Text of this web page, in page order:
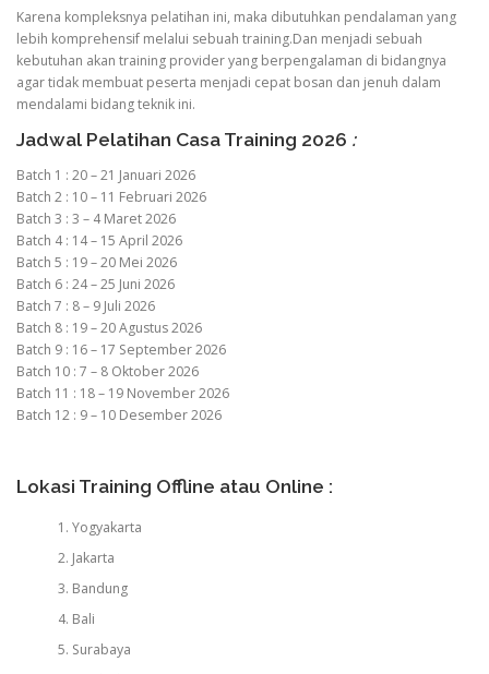
Karena kompleksnya pelatihan ini, maka dibutuhkan pendalaman yang
lebih komprehensif melalui sebuah training.Dan menjadi sebuah
kebutuhan akan training provider yang berpengalaman di bidangnya
agar tidak membuat peserta menjadi cepat bosan dan jenuh dalam
mendalami bidang teknik ini.
Jadwal Pelatihan Casa Training 2026 :
Batch 1 : 20 – 21 Januari 2026
Batch 2 : 10 – 11 Februari 2026
Batch 3 : 3 – 4 Maret 2026
Batch 4 : 14 – 15 April 2026
Batch 5 : 19 – 20 Mei 2026
Batch 6 : 24 – 25 Juni 2026
Batch 7 : 8 – 9 Juli 2026
Batch 8 : 19 – 20 Agustus 2026
Batch 9 : 16 – 17 September 2026
Batch 10 : 7 – 8 Oktober 2026
Batch 11 : 18 – 19 November 2026
Batch 12 : 9 – 10 Desember 2026
Lokasi Training Offline atau Online :
Yogyakarta
Jakarta
Bandung
Bali
Surabaya